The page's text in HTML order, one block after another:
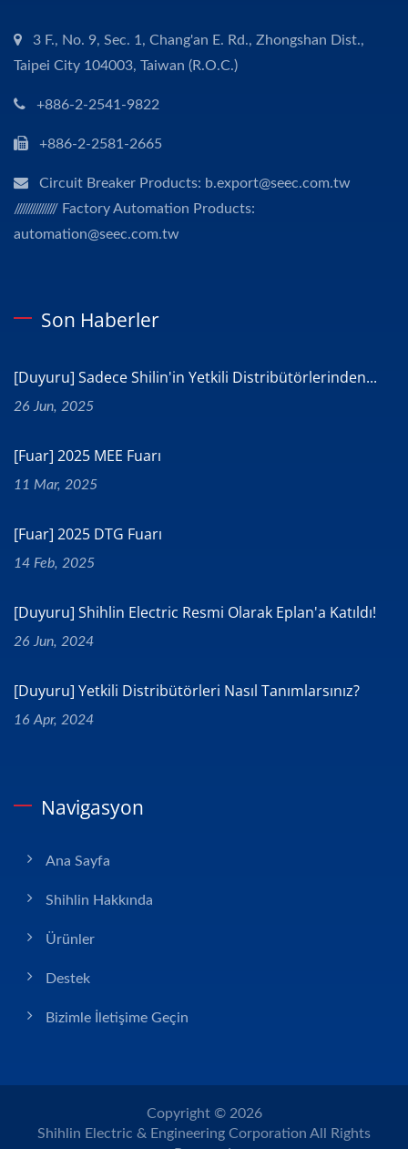
3 F., No. 9, Sec. 1, Chang'an E. Rd., Zhongshan Dist.,
Taipei City 104003, Taiwan (R.O.C.)
+886-2-2541-9822
+886-2-2581-2665
Circuit Breaker Products: b.export@seec.com.tw
/////////////// Factory Automation Products:
automation@seec.com.tw
Son Haberler
[Duyuru] Sadece Shilin'in Yetkili Distribütörlerinden...
26 Jun, 2025
[Fuar] 2025 MEE Fuarı
11 Mar, 2025
[Fuar] 2025 DTG Fuarı
14 Feb, 2025
[Duyuru] Shihlin Electric Resmi Olarak Eplan'a Katıldı!
26 Jun, 2024
[Duyuru] Yetkili Distribütörleri Nasıl Tanımlarsınız?
16 Apr, 2024
Navigasyon
Ana Sayfa
Shihlin Hakkında
Ürünler
Destek
Bizimle İletişime Geçin
Copyright © 2026
Shihlin Electric & Engineering Corporation All Rights